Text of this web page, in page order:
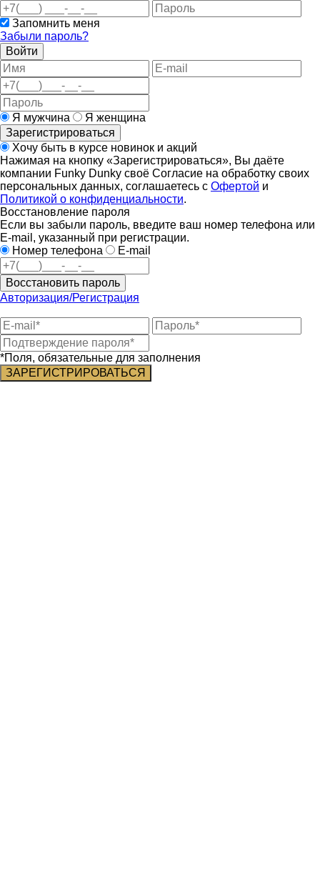
Запомнить меня
Забыли пароль?
Войти
Я мужчина
Я женщина
Зарегистрироваться
Хочу быть в курсе новинок и акций
Нажимая на кнопку «Зарегистрироваться», Вы даёте
компании Funky Dunky своё Согласие на обработку своих
персональных данных, соглашаетесь с Офертой и
Политикой о конфиденциальности.
Восстановление пароля
Если вы забыли пароль, введите ваш номер телефона или
E-mail, указанный при регистрации.
Номер телефона
E-mail
Восстановить пароль
Авторизация/Регистрация
*Поля, обязательные для заполнения